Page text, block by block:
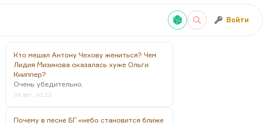
Войти
Кто мешал Антону Чехову жениться? Чем
Лидия Мизинова оказалась хуже Ольги
Книппер?
Очень убедительно.
06 авг., 01:23
Почему в песне БГ «небо становится ближе